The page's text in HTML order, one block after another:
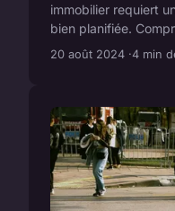
immobilier requiert
bien planifiée.
20 août 2024 4 min